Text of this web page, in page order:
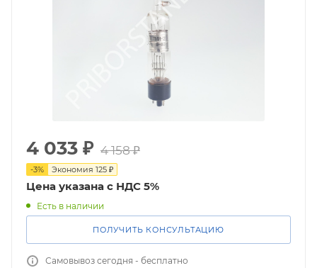
4 033 ₽ 4 158₽
-3% Экономия 125 ₽
Цена указана с НДС 5%
Есть в наличии
ПОЛУЧИТЬ КОНСУЛЬТАЦИЮ
Самовывоз сегодня - бесплатно